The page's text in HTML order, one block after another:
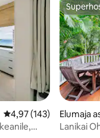
Keskmine hinnang
4,97 (143)
Elumaja
Lanikai